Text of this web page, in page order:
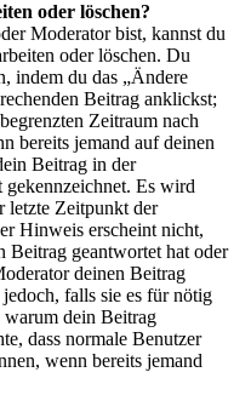
oder löschen?
Moderator bist, kannst du
oder löschen. Du
indem du das „Ändere
Beitrag anklickst;
Zeitraum nach
bereits jemand auf deinen
Beitrag in der
gekennzeichnet. Es wird
letzte Zeitpunkt der
Hinweis erscheint nicht,
Beitrag geantwortet hat oder
deinen Beitrag
falls sie es für nötig
warum dein Beitrag
dass normale Benutzer
wenn bereits jemand